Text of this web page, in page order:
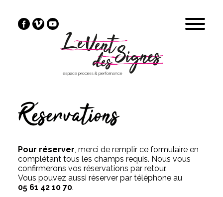
Réservations
Pour réserver, merci de remplir ce formulaire en
complétant tous les champs requis. Nous vous
confirmerons vos réservations par retour.
Vous pouvez aussi réserver par téléphone au
05 61 42 10 70.